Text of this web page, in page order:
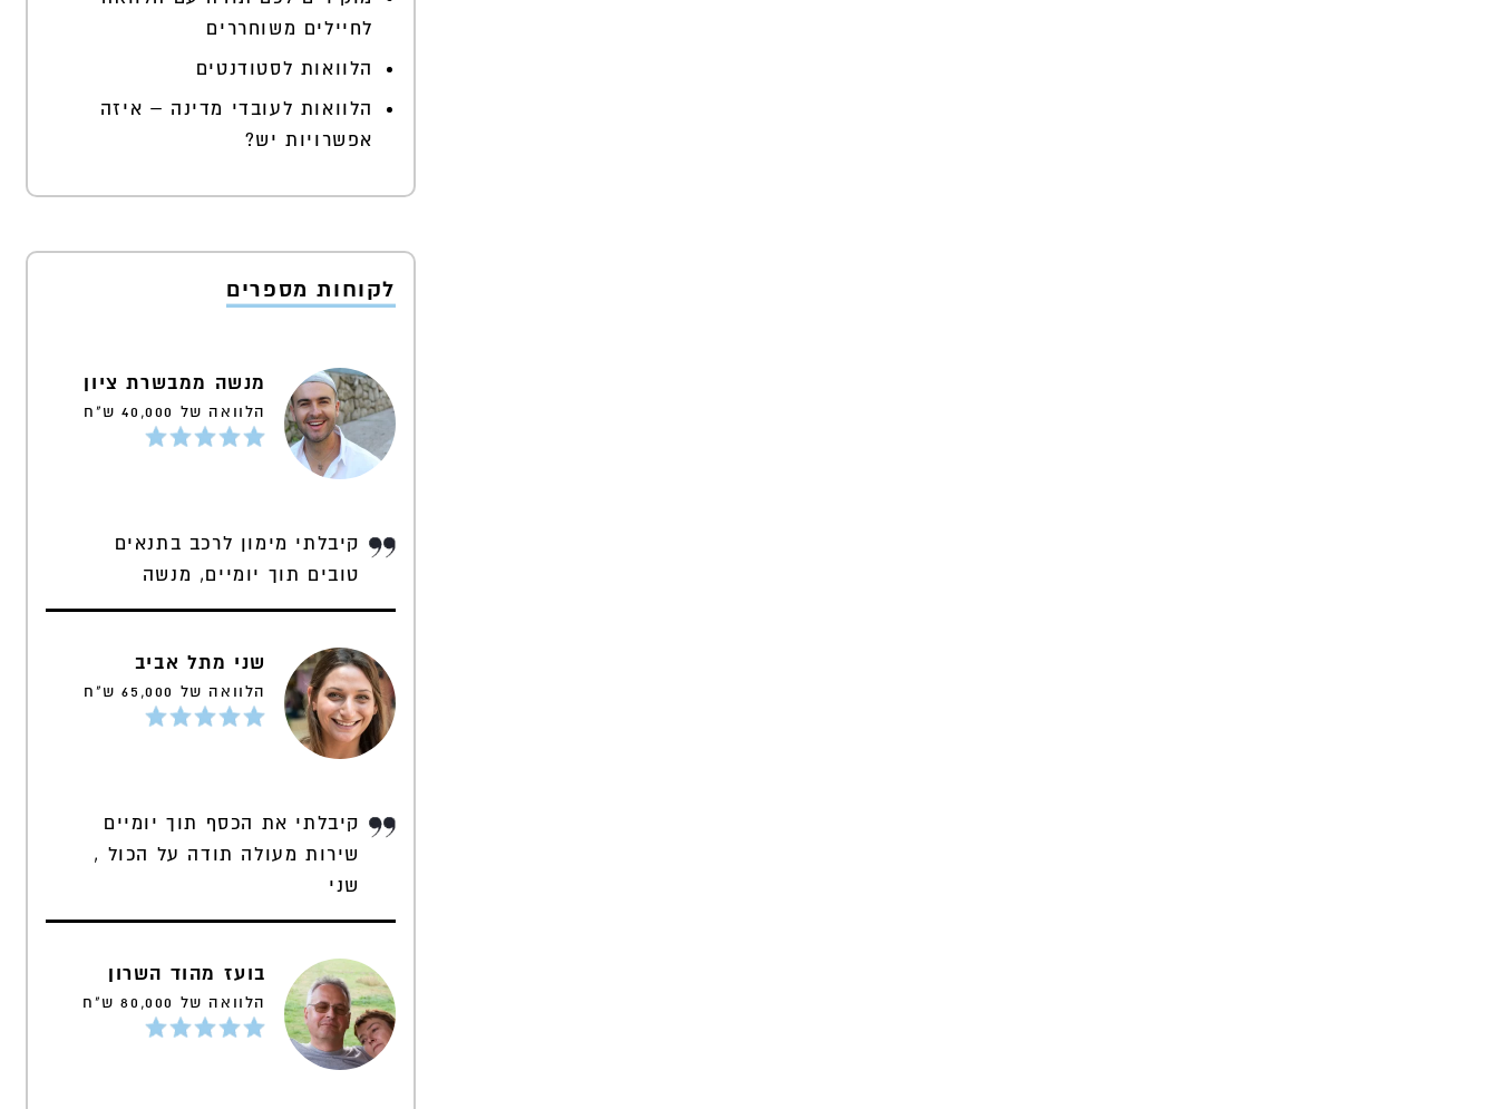
לחיילים משוחררים
הלוואות לסטודנטים
הלוואות לעובדי מדינה – איזה
אפשרויות יש?
לקוחות מספרים
מנשה ממבשרת ציון
הלוואה של 40,000 ש"ח
קיבלתי מימון לרכב בתנאים
טובים תוך יומיים, מנשה
שני מתל אביב
הלוואה של 65,000 ש"ח
קיבלתי את הכסף תוך יומיים
שירות מעולה תודה על הכול ,
שני
בועז מהוד השרון
הלוואה של 80,000 ש"ח